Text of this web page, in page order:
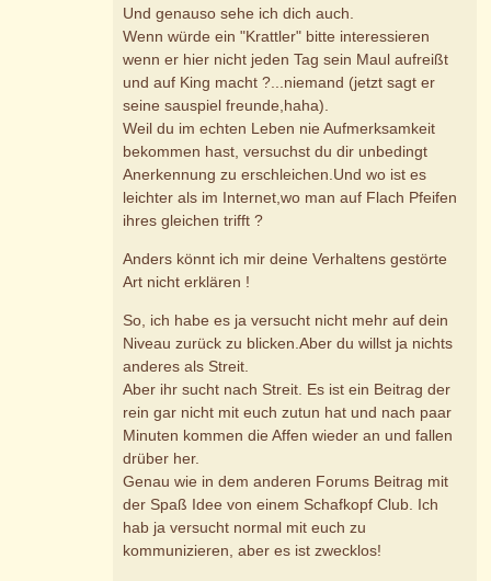
Und genauso sehe ich dich auch.
Wenn würde ein "Krattler" bitte interessieren
wenn er hier nicht jeden Tag sein Maul aufreißt
und auf King macht ?...niemand (jetzt sagt er
seine sauspiel freunde,haha).
Weil du im echten Leben nie Aufmerksamkeit
bekommen hast, versuchst du dir unbedingt
Anerkennung zu erschleichen.Und wo ist es
leichter als im Internet,wo man auf Flach Pfeifen
ihres gleichen trifft ?
Anders könnt ich mir deine Verhaltens gestörte
Art nicht erklären !
So, ich habe es ja versucht nicht mehr auf dein
Niveau zurück zu blicken.Aber du willst ja nichts
anderes als Streit.
Aber ihr sucht nach Streit. Es ist ein Beitrag der
rein gar nicht mit euch zutun hat und nach paar
Minuten kommen die Affen wieder an und fallen
drüber her.
Genau wie in dem anderen Forums Beitrag mit
der Spaß Idee von einem Schafkopf Club. Ich
hab ja versucht normal mit euch zu
kommunizieren, aber es ist zwecklos!